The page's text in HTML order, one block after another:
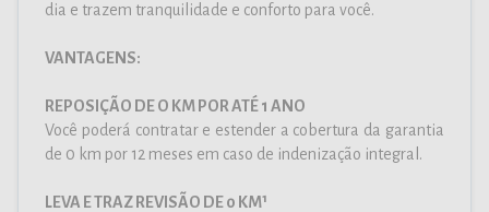
dia e trazem tranquilidade e conforto para você.
VANTAGENS:
REPOSIÇÃO DE O KM POR ATÉ 1 ANO
Você poderá contratar e estender a cobertura da garantia
de 0 km por 12 meses em caso de indenização integral.
LEVA E TRAZ REVISÃO DE 0 KM¹